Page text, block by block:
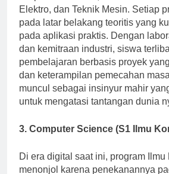
disiplin ilmu teknik, antara lain
Elektro, dan Teknik Mesin. Setiap
pada latar belakang teoritis yang
pada aplikasi praktis. Dengan
dan kemitraan industri, siswa
pembelajaran berbasis proyek
dan keterampilan pemecahan
muncul sebagai insinyur mahir
Di era digital saat ini, program Ilmu